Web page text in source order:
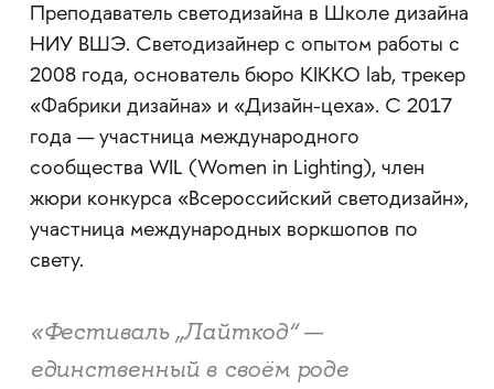
Преподаватель светодизайна в Школе дизайна
НИУ ВШЭ. Светодизайнер с опытом работы с
2008 года, основатель бюро KIKKO lab, трекер
«Фабрики дизайна» и «Дизайн-цеха». С 2017
года — участница международного
сообщества WIL (Women in Lighting), член
жюри конкурса «Всероссийский светодизайн»,
участница международных воркшопов по
свету.
«Фестиваль „Лайткод“ —
единственный в своём роде